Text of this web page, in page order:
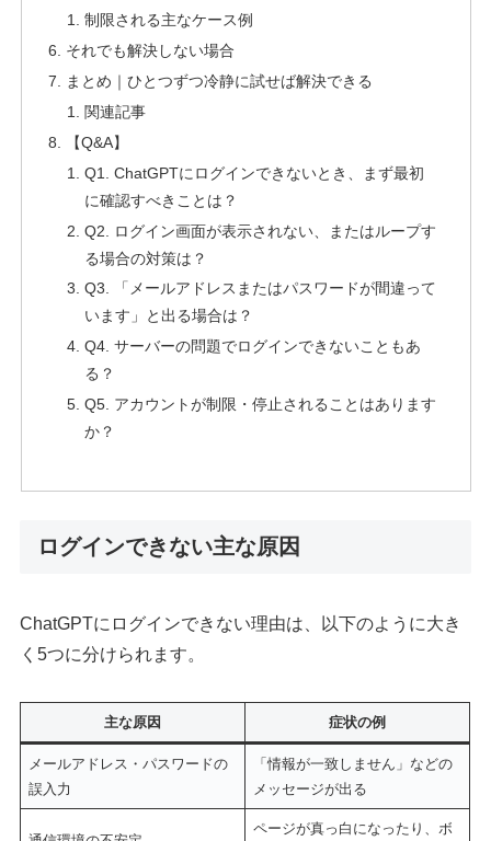
制限される主なケース例
それでも解決しない場合
まとめ｜ひとつずつ冷静に試せば解決できる
関連記事
【Q&A】
Q1. ChatGPTにログインできないとき、まず最初
に確認すべきことは？
Q2. ログイン画面が表示されない、またはループす
る場合の対策は？
Q3. 「メールアドレスまたはパスワードが間違って
います」と出る場合は？
Q4. サーバーの問題でログインできないこともあ
る？
Q5. アカウントが制限・停止されることはあります
か？
ログインできない主な原因
ChatGPTにログインできない理由は、以下のように大き
く5つに分けられます。
主な原因 症状の例
メールアドレス・パスワードの
誤入力
「情報が一致しません」などの
メッセージが出る
ページが真っ白になったり、ボ